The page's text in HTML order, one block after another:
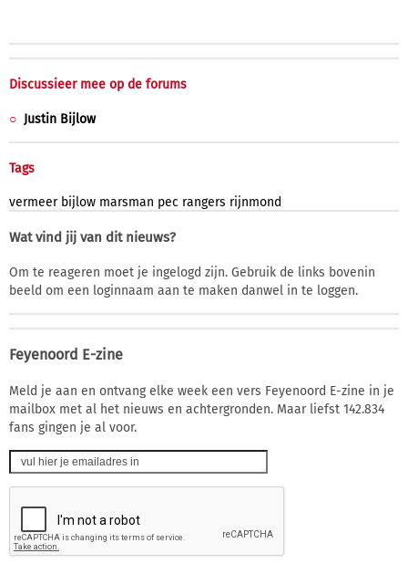
Discussieer mee op de forums
Justin Bijlow
Tags
vermeer bijlow marsman pec rangers rijnmond
Wat vind jij van dit nieuws?
Om te reageren moet je ingelogd zijn. Gebruik de links bovenin
beeld om een loginnaam aan te maken danwel in te loggen.
Feyenoord E-zine
Meld je aan en ontvang elke week een vers Feyenoord E-zine in je
mailbox met al het nieuws en achtergronden. Maar liefst 142.834
fans gingen je al voor.